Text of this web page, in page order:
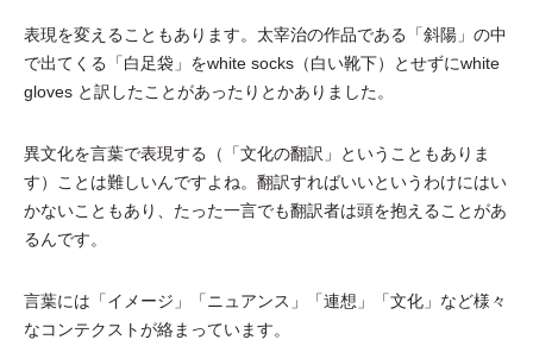
表現を変えることもあります。太宰治の作品である「斜陽」の中
で出てくる「白足袋」をwhite socks（白い靴下）とせずにwhite
gloves と訳したことがあったりとかありました。
異文化を言葉で表現する（「文化の翻訳」ということもありま
す）ことは難しいんですよね。翻訳すればいいというわけにはい
かないこともあり、たった一言でも翻訳者は頭を抱えることがあ
るんです。
言葉には「イメージ」「ニュアンス」「連想」「文化」など様々
なコンテクストが絡まっています。